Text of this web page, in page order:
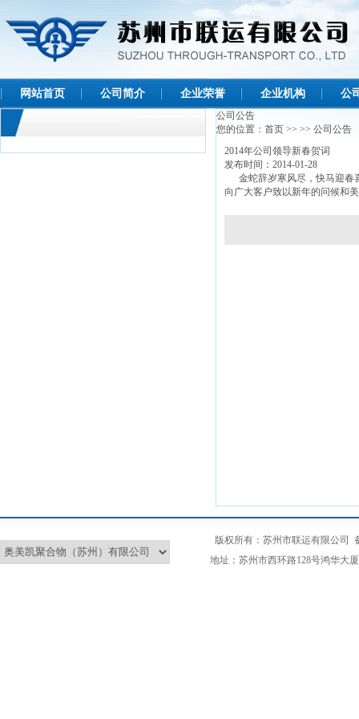
网站首页 公司简介 企业荣誉 企业机构 公
公司公告
您的位置： 首页 >> >> 公司公告
2014年公司领导新春贺词
发布时间：2014-01-28
金蛇辞岁寒风尽，快马迎春
向广大客户致以新年的问候和
版权所有：苏州市联运有限公司
地址：苏州市西环路128号鸿华大